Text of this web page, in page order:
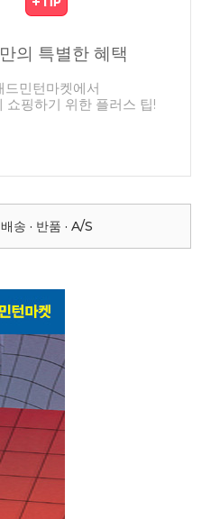
의 특별한 혜택
드민턴마켓에서
쇼핑하기 위한 플러스 팁!
배송 · 반품 · A/S